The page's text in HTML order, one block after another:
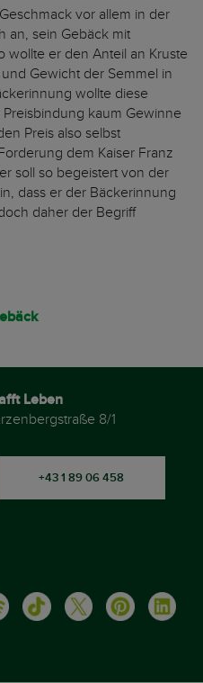
vor allem in der
an, sein Gebäck mit
wollte er den Anteil an Kruste
Gewicht der Semmel in
wollte diese
kaum Gewinne
Preis also selbst
dem Kaiser Franz
soll so begeistert von der
dass er der Bäckerinnung
daher der Begriff
Leben
8/1
+43 1 89 06 458